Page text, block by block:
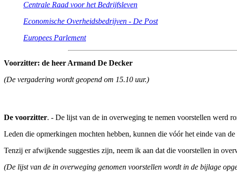
Centrale Raad voor het Bedrijfsleven
Economische Overheidsbedrijven - De Post
Europees Parlement
Voorzitter: de heer Armand De Decker
(De vergadering wordt geopend om 15.10 uur.)
De voorzitter. - De lijst van de in overweging te nemen voorstellen werd
Leden die opmerkingen mochten hebben, kunnen die vóór het einde van de
Tenzij er afwijkende suggesties zijn, neem ik aan dat die voorstellen in
(De lijst van de in overweging genomen voorstellen wordt in de bijlage